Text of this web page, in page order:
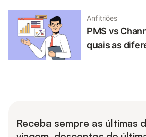
Anfitriões
PMS vs
quais as
Receba sempre as últimas